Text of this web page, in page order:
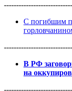
С погибшим
В РФ
на